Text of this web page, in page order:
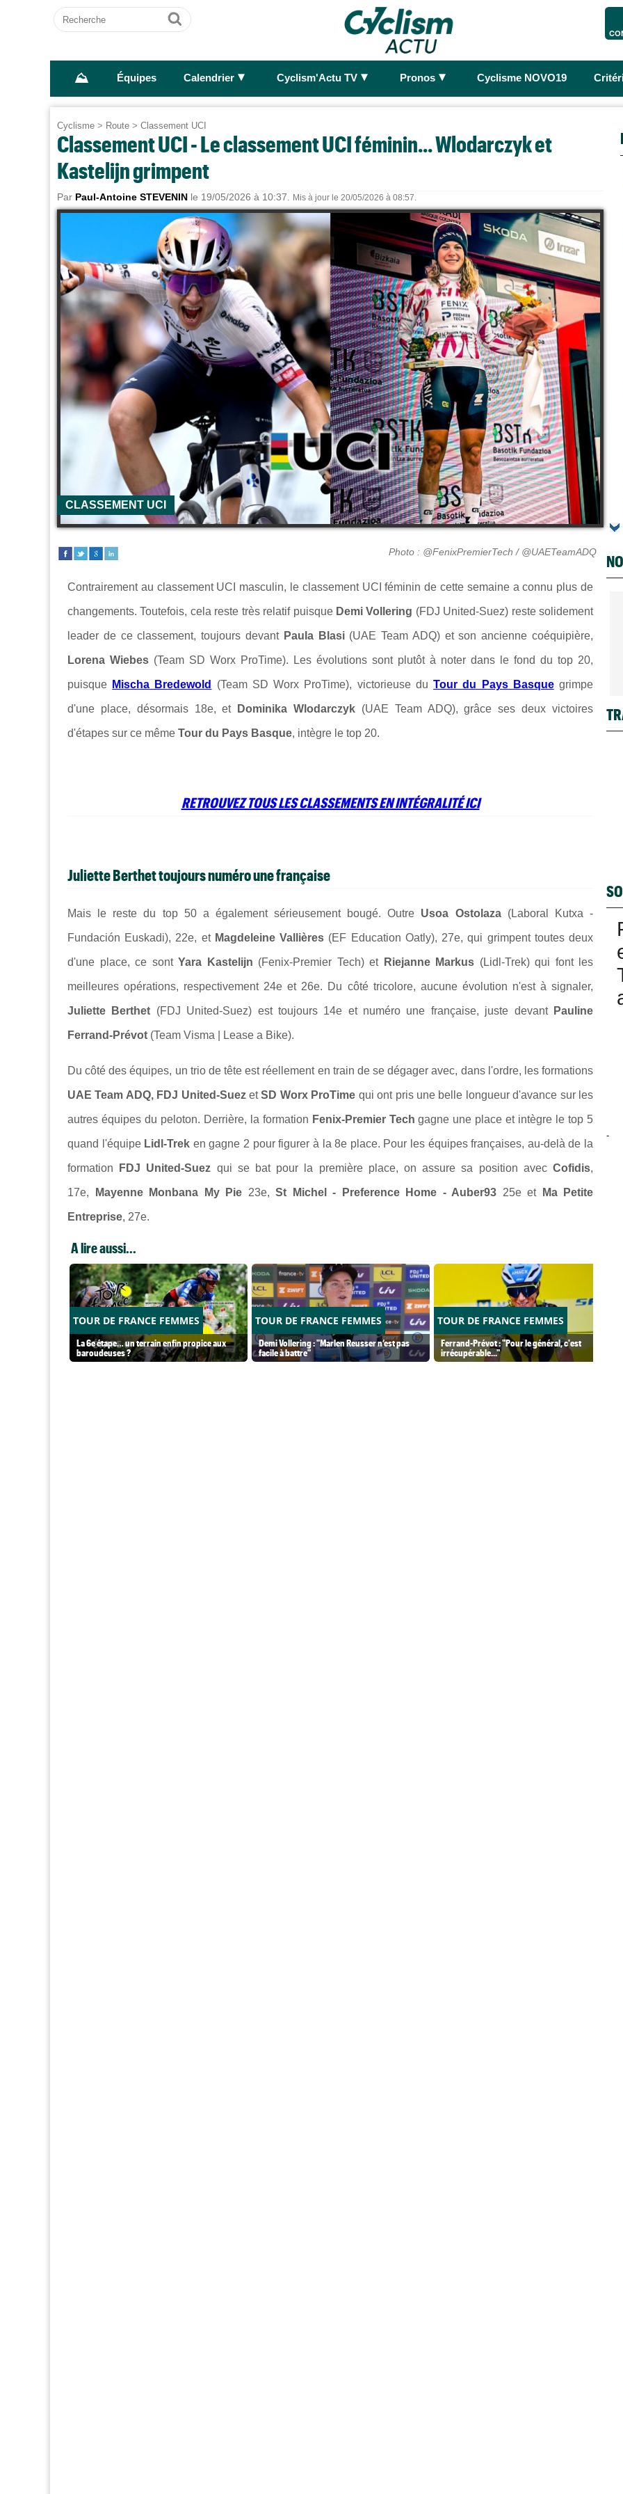
Recherche
Ok
⛰ Équipes Calendrier ► Cyclism'Actu TV ► Pronos ► Cyclisme NOVO19
Cyclisme > Route > Classement UCI
Classement UCI - Le classement UCI féminin... Wlodarczyk et
Kastelijn grimpent
Par Paul-Antoine STEVENIN le 19/05/2026 à 10:37. Mis à jour le 20/05/2026 à 08:57.
CLASSEMENT UCI
Photo : @FenixPremierTech / @UAETeamADQ
Contrairement au classement UCI masculin, le classement UCI féminin de cette semaine a connu plus de
changements. Toutefois, cela reste très relatif puisque Demi Vollering (FDJ United-Suez) reste solidement
leader de ce classement, toujours devant Paula Blasi (UAE Team ADQ) et son ancienne coéquipière,
Lorena Wiebes (Team SD Worx ProTime). Les évolutions sont plutôt à noter dans le fond du top 20,
puisque Mischa Bredewold (Team SD Worx ProTime), victorieuse duTour du Pays Basquegrimpe
d'une place, désormais 18e, et Dominika Wlodarczyk (UAE Team ADQ), grâce ses deux victoires
d'étapes sur ce même Tour du Pays Basque, intègre le top 20.
RETROUVEZ TOUS LES CLASSEMENTS EN INTÉGRALITÉ ICI
Juliette Berthet toujours numéro une française
Mais le reste du top 50 a également sérieusement bougé. Outre Usoa Ostolaza (Laboral Kutxa -
Fundación Euskadi), 22e, et Magdeleine Vallières (EF Education Oatly), 27e, qui grimpent toutes deux
d'une place, ce sont Yara Kastelijn (Fenix-Premier Tech) et Riejanne Markus (Lidl-Trek) qui font les
meilleures opérations, respectivement 24e et 26e. Du côté tricolore, aucune évolution n'est à signaler,
Juliette Berthet (FDJ United-Suez) est toujours 14e et numéro une française, juste devant Pauline
Ferrand-Prévot (Team Visma | Lease a Bike).
Du côté des équipes, un trio de tête est réellement en train de se dégager avec, dans l'ordre, les formations
UAE Team ADQ, FDJ United-SuezetSD Worx ProTime qui ont pris une belle longueur d'avance sur les
autres équipes du peloton. Derrière, la formation Fenix-Premier Techgagne une place et intègre le top 5
quand l'équipe Lidl-Trek en gagne 2 pour figurer à la 8e place. Pour les équipes françaises, au-delà de la
formation FDJ United-Suez qui se bat pour la première place, on assure sa position avecCofidis,
17e, Mayenne Monbana My Pie 23e, St Michel - Preference Home - Auber93 25e et Ma Petite
Entreprise, 27e.
A lire aussi...
TOUR DE FRANCE FEMMES
La 6e étape… un terrain enfin propice aux
baroudeuses ?
TOUR DE FRANCE FEMMES
Demi Vollering : "Marlen Reusser n’est pas
facile à battre"
TOUR DE FRANCE FEMMES
Ferrand-Prévot : "Pour le général, c'est
irrécupérable..."
-